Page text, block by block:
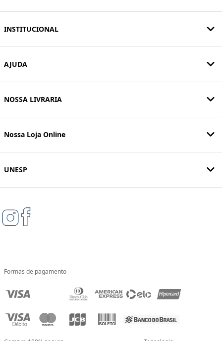
INSTITUCIONAL
AJUDA
NOSSA LIVRARIA
Nossa Loja Online
UNESP
Formas de pagamento